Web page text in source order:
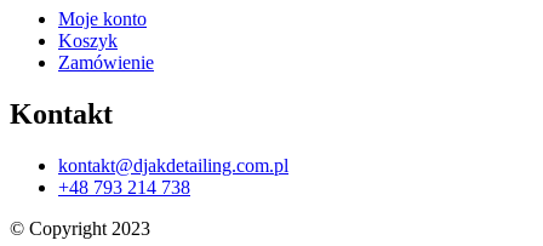
Moje konto
Koszyk
Zamówienie
Kontakt
kontakt@djakdetailing.com.pl
+48 793 214 738
© Copyright 2023